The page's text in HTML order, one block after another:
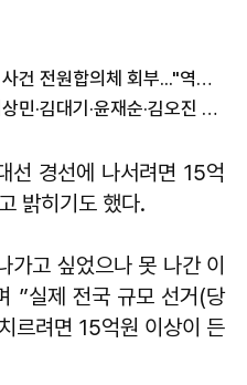
대법원, '내란' 한덕수·이상민 사건 전원합의체 회부..."역사적 평가 필요"
종합특검, '관저 이전 의혹' 이상민·김대기·윤재순·김오진 기소
선 경선에 나서려면 15억
밝히기도 했다.
가고 싶었으나 못 나간 이
”실제 전국 규모 선거(당
르려면 15억원 이상이 든